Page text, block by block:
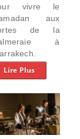
vivre le
aux
de la
à
Lire Plus